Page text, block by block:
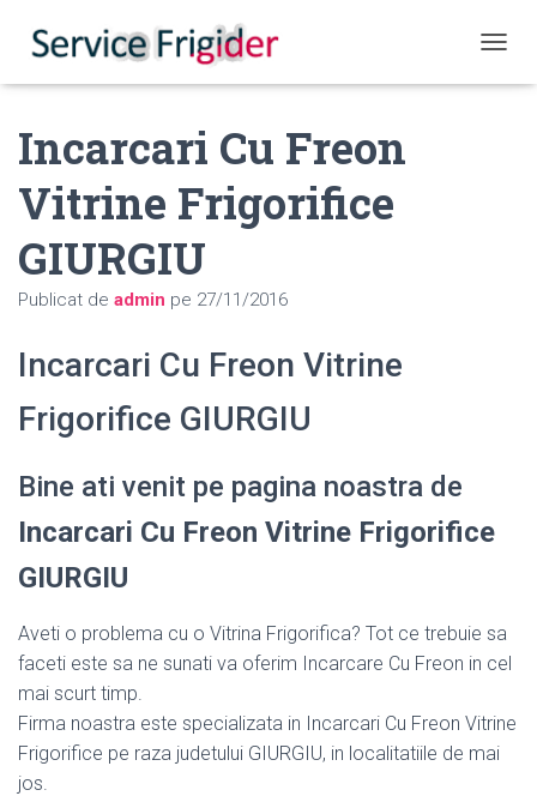
Incarcari Cu Freon
Vitrine Frigorifice
GIURGIU
Publicat de admin pe 27/11/2016
Incarcari Cu Freon Vitrine
Frigorifice GIURGIU
Bine ati venit pe pagina noastra de
Incarcari Cu Freon Vitrine Frigorifice
GIURGIU
Aveti o problema cu o Vitrina Frigorifica? Tot ce trebuie sa
faceti este sa ne sunati va oferim Incarcare Cu Freon in cel
mai scurt timp.
Firma noastra este specializata in Incarcari Cu Freon Vitrine
Frigorifice pe raza judetului GIURGIU, in localitatiile de mai
jos.